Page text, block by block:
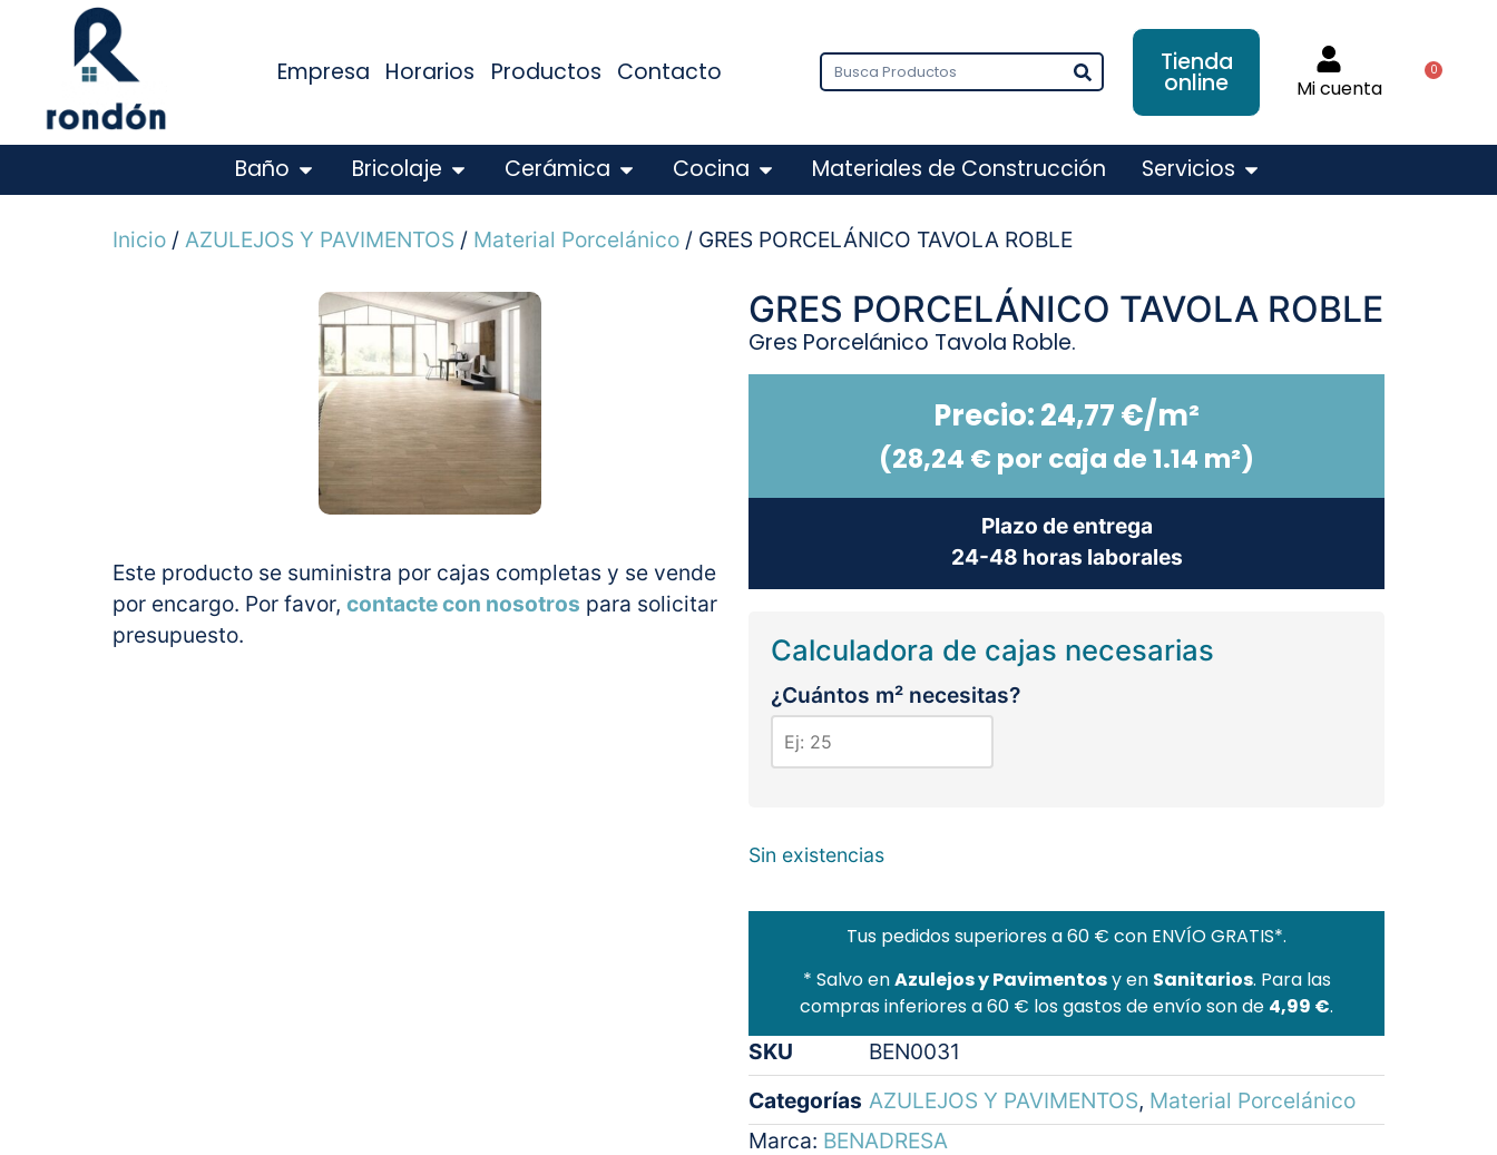
Empresa Horarios Productos Contacto Tienda
online Mi cuenta
0
Baño Bricolaje Cerámica Cocina Materiales de Construcción Servicios
Inicio/ AZULEJOS Y PAVIMENTOS / Material Porcelánico/ GRES PORCELÁNICO TAVOLA ROBLE
Este producto se suministra por cajas completas y se vende
por encargo. Por favor, contacte con nosotros para solicitar
presupuesto.
GRES PORCELÁNICO TAVOLA ROBLE
Gres Porcelánico Tavola Roble.
Precio:24,77€/m²
(28,24 € por caja de 1.14 m²)
Plazo de entrega
24-48 horas laborales
Calculadora de cajas necesarias
¿Cuántos m² necesitas?
Sin existencias
Tus pedidos superiores a 60 € con ENVÍO GRATIS*.
* Salvo enAzulejos y Pavimentosy en Sanitarios. Para las
compras inferiores a 60 € los gastos de envío son de 4,99 €.
SKU
BEN0031
Categorías AZULEJOS Y PAVIMENTOS, Material Porcelánico
Marca: BENADRESA